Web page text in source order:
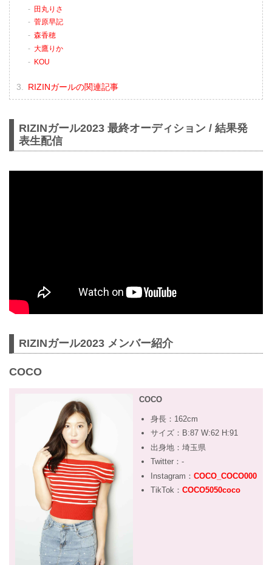
田丸りさ
菅原早記
森香穂
大鷹りか
KOU
RIZINガールの関連記事
RIZINガール2023 最終オーディション / 結果発
表生配信
RIZINガール2023 メンバー紹介
COCO
COCO
身長：162cm
サイズ：B:87 W:62 H:91
出身地：埼玉県
Twitter：-
Instagram： COCO_COCO000
TikTok： COCO5050coco